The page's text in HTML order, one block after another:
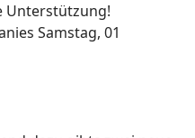
Unterstützung!
Samstag, 01